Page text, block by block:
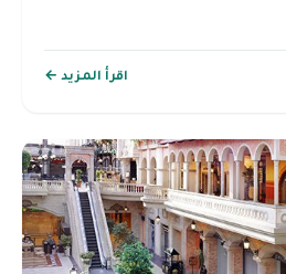
اقرأ المزيد ←